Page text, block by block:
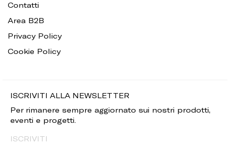
Contatti
Area B2B
Privacy Policy
Cookie Policy
ISCRIVITI ALLA NEWSLETTER
Per rimanere sempre aggiornato sui nostri prodotti,
eventi e progetti.
ISCRIVITI